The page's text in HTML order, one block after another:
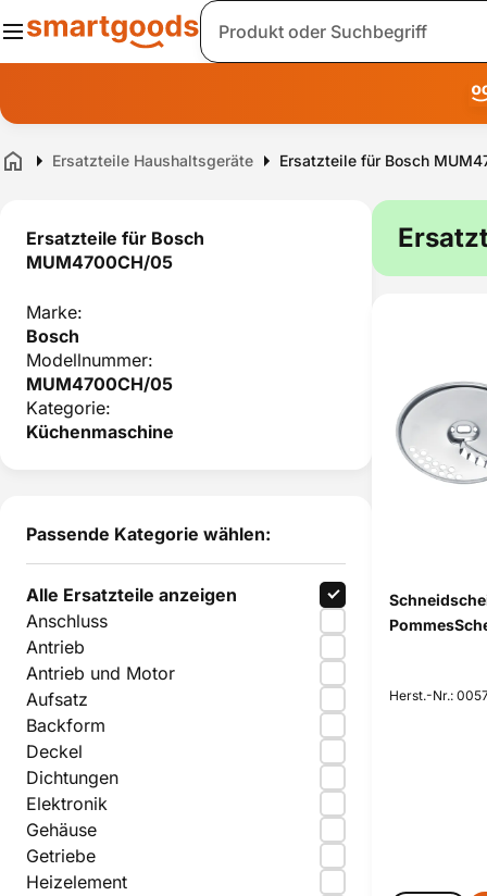
Suche
Home Ersatzteile Haushaltsgeräte Ersatzteile für Bosch
Ersatzteile für Bosch
MUM4700CH/05
Marke:
Bosch
Modellnummer:
MUM4700CH/05
Kategorie:
Küchenmaschine
Passende Kategorie wählen:
Alle Ersatzteile anzeigen
Anschluss
Antrieb
Antrieb und Motor
Aufsatz
Backform
Deckel
Dichtungen
Elektronik
Gehäuse
Getriebe
Heizelement
Herst.-Nr.: